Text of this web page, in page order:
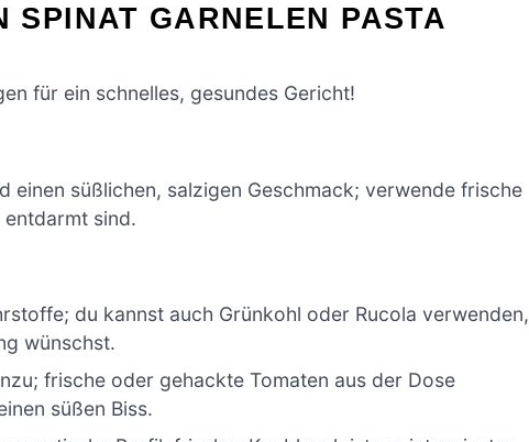
SPINAT GARNELEN PASTA
für ein schnelles, gesundes Gericht!
einen süßlichen, salzigen Geschmack; verwende frische
sind.
du kannst auch Grünkohl oder Rucola verwenden,
wünschst.
frische oder gehackte Tomaten aus der Dose
süßen Biss.